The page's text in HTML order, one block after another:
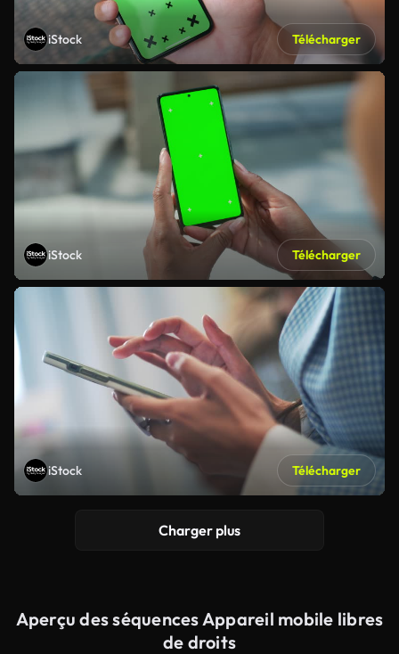
iStock Télécharger
iStock Télécharger
iStock Télécharger
Charger plus
Aperçu des séquences Appareil mobile libres
de droits